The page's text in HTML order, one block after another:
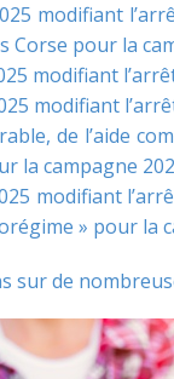
modifiant
Corse pour la
modifiant
modifiant
de l’aide
la campagne
modifiant
» pour la
sur de